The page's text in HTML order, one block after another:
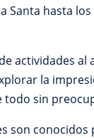
hasta
actividades al
la
sin
conocidos